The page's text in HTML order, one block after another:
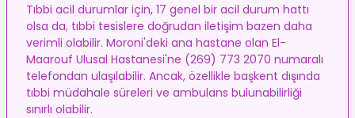
Tıbbi acil durumlar için, 17 genel bir acil durum hattı
olsa da, tıbbi tesislere doğrudan iletişim bazen daha
verimli olabilir. Moroni'deki ana hastane olan El-
Maarouf Ulusal Hastanesi'ne (269) 773 2070 numaralı
telefondan ulaşılabilir. Ancak, özellikle başkent dışında
tıbbi müdahale süreleri ve ambulans bulunabilirliği
sınırlı olabilir.